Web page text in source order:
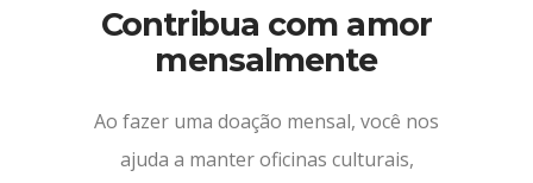
Contribua com amor
mensalmente
Ao fazer uma doação mensal, você nos
ajuda a manter oficinas culturais,